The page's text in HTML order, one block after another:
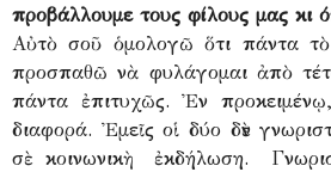
προβάλλουμε τους φίλους μας κι
Αὐτὸ σοῦ ὁμολογῶ ὅτι πάντα
προσπαθῶ νὰ φυλάγομαι ἀπὸ
πάντα ἐπιτυχῶς. Ἐν
διαφορά. Ἐμεῖς οἱ δύο δὲν
σὲ κοινωνικὴ ἐκδήλωση.